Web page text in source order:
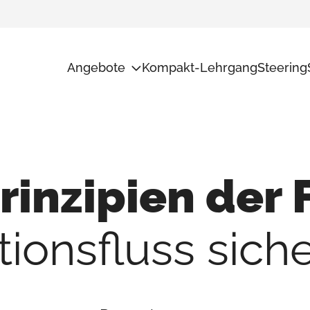
Angebote
Audit+
Weiterbildungen
Kompakt-Lehrgang
der